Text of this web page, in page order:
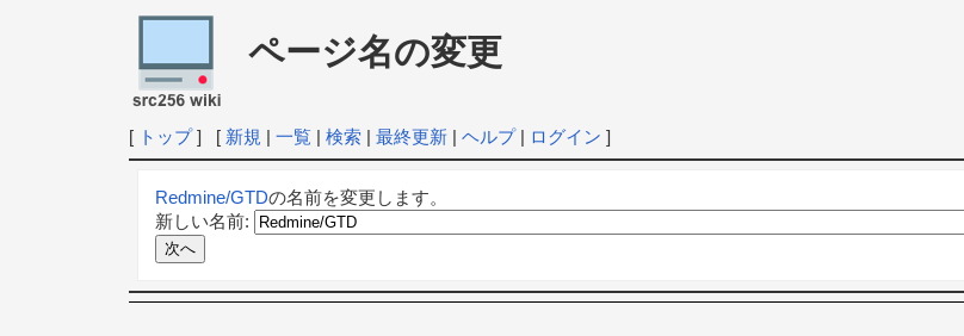
ページ名の変更
[ トップ] [ 新規 | 一覧| 検索| 最終更新| ヘルプ| ログイン ]
Redmine/GTDの名前を変更します。
新しい名前: